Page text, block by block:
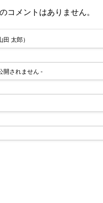
コメントはありません。
太郎）
開されません -